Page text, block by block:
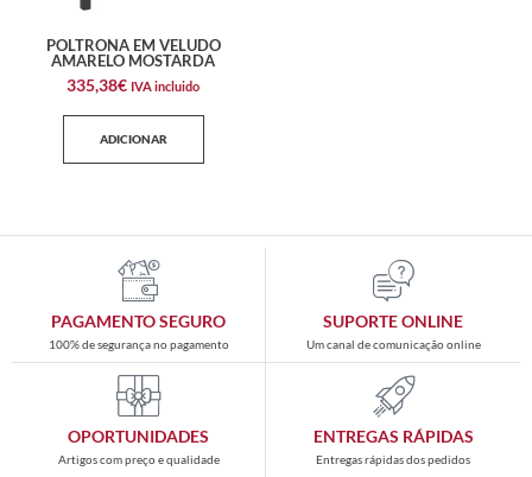
POLTRONA EM VELUDO
AMARELO MOSTARDA
335,38€ IVA incluido
ADICIONAR
PAGAMENTO SEGURO
100% de segurança no pagamento
SUPORTE ONLINE
Um canal de comunicação online
OPORTUNIDADES
Artigos com preço e qualidade
ENTREGAS RÁPIDAS
Entregas rápidas dos pedidos